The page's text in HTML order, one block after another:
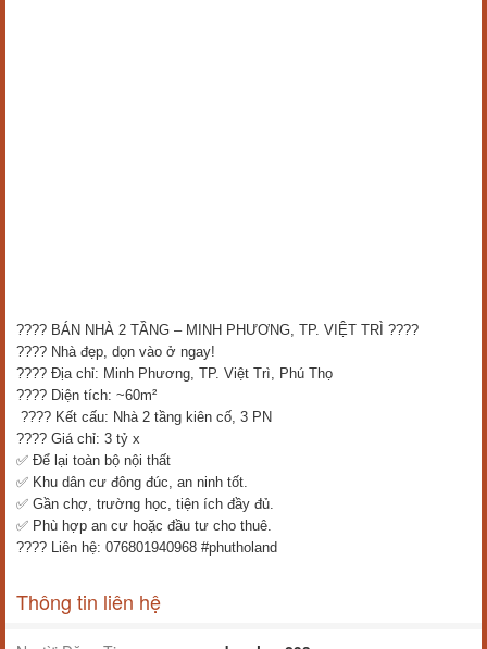
???? BÁN NHÀ 2 TẦNG – MINH PHƯƠNG, TP. VIỆT TRÌ ????
???? Nhà đẹp, dọn vào ở ngay!
???? Địa chỉ: Minh Phương, TP. Việt Trì, Phú Thọ
???? Diện tích: ~60m²
???? Kết cấu: Nhà 2 tầng kiên cố, 3 PN
???? Giá chỉ: 3 tỷ x
✅ Để lại toàn bộ nội thất
✅ Khu dân cư đông đúc, an ninh tốt.
✅ Gần chợ, trường học, tiện ích đầy đủ.
✅ Phù hợp an cư hoặc đầu tư cho thuê.
???? Liên hệ: 076801940968 #phutholand
Thông tin liên hệ